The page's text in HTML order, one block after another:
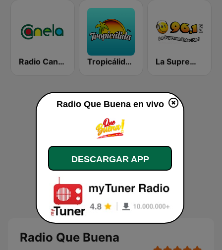
Radio Canela Azuay Tropicálida FM La Suprema Estacion 96.1 FM
Radio Que Buena
Radio Que Buena en vivo
DESCARGAR APP